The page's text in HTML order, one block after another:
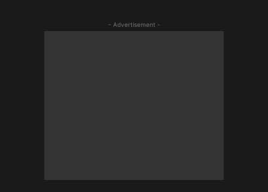
- Advertisement -